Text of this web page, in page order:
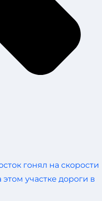
гонял на скорости
участке дороги в